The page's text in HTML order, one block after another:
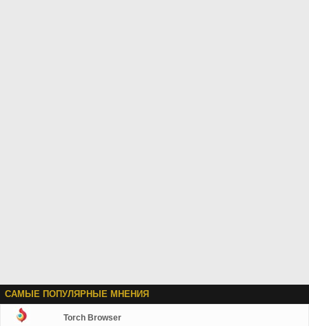
САМЫЕ ПОПУЛЯРНЫЕ МНЕНИЯ
Torch Browser